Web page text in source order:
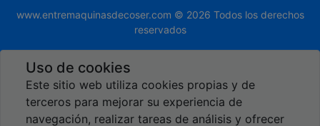
www.entremaquinasdecoser.com © 2026 Todos los derechos
reservados
Uso de cookies
Este sitio web utiliza cookies propias y de
terceros para mejorar su experiencia de
navegación, realizar tareas de análisis y ofrecer